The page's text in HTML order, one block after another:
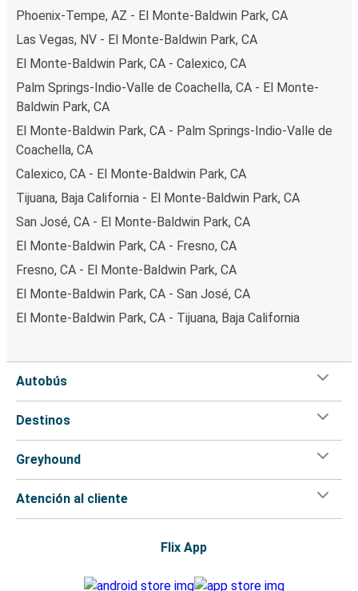
Phoenix-Tempe, AZ - El Monte-Baldwin Park, CA
Las Vegas, NV - El Monte-Baldwin Park, CA
El Monte-Baldwin Park, CA - Calexico, CA
Palm Springs-Indio-Valle de Coachella, CA - El Monte-
Baldwin Park, CA
El Monte-Baldwin Park, CA - Palm Springs-Indio-Valle de
Coachella, CA
Calexico, CA - El Monte-Baldwin Park, CA
Tijuana, Baja California - El Monte-Baldwin Park, CA
San José, CA - El Monte-Baldwin Park, CA
El Monte-Baldwin Park, CA - Fresno, CA
Fresno, CA - El Monte-Baldwin Park, CA
El Monte-Baldwin Park, CA - San José, CA
El Monte-Baldwin Park, CA - Tijuana, Baja California
Autobús
Destinos
Greyhound
Atención al cliente
Flix App